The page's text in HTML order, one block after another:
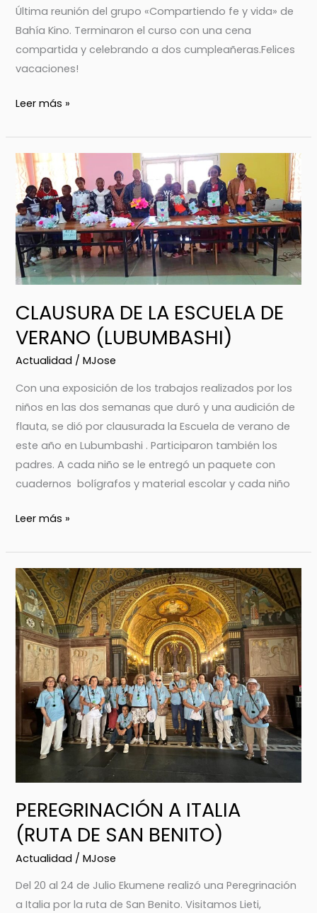
Última reunión del grupo «Compartiendo fe y vida» de
Bahía Kino. Terminaron el curso con una cena
compartida y celebrando a dos cumpleañeras.Felices
vacaciones!
Leer más »
CLAUSURA DE LA ESCUELA DE
VERANO (LUBUMBASHI)
Actualidad /MJose
Con una exposición de los trabajos realizados por los
niños en las dos semanas que duró y una audición de
flauta, se dió por clausurada la Escuela de verano de
este año en Lubumbashi . Participaron también los
padres. A cada niño se le entregó un paquete con
cuadernos bolígrafos y material escolar y cada niño
CLAUSURA
DE
LA
ESCUELA
DE
VERANO
(LUBUMBASHI)
Leer más »
PEREGRINACIÓN A ITALIA
(RUTA DE SAN BENITO)
Actualidad /MJose
Del 20 al 24 de Julio Ekumene realizó una Peregrinación
a Italia por la ruta de San Benito. Visitamos Lieti,
PEREGRINACIÓN
A
ITALIA
(RUTA
DE
SAN
BENITO)